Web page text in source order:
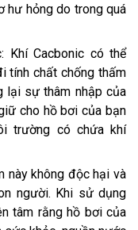
hư hỏng do trong quá
Khí Cacbonic có thể
tính chất chống thấm
lại sự thâm nhập của
cho hồ bơi của bạn
trường có chứa khí
này không độc hại và
người. Khi sử dụng
tâm rằng hồ bơi của